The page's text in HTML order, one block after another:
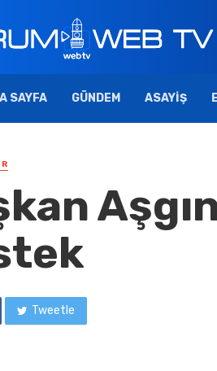
SAYFA GÜNDEM ASAYIŞ
Tweetle